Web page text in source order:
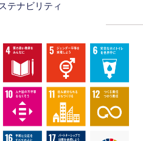
テナビリティ